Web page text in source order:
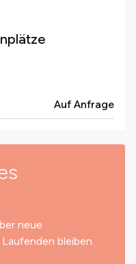
Auf Anfrage
neue
bleiben.